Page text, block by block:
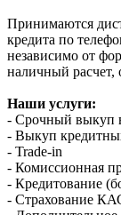
Принимаются
кредита по
независимо от
наличный расчет,
Наши услуги:
- Срочный выкуп
- Выкуп
- Trade-in
- Комиссионная
- Кредитование
- Страхование